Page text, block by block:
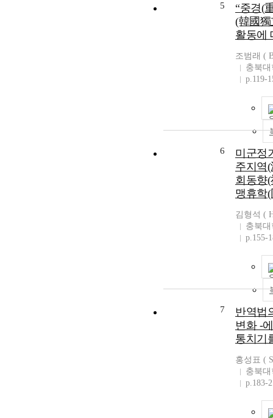
5
“중경(
(韓國
활동에
조범래 (
충북
p.119-
6
미군정
주지역
회동향
맹휴학
김형석 (
충북
p.155-
7
반역법
변화 -
통치기
홍성표 (
충북
p.183-